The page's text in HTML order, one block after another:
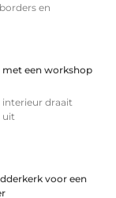
en
met een workshop
interieur draait
uit
voor een